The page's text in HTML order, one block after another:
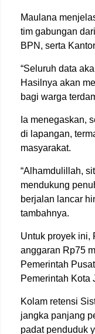
Maulana
tim gabungan
BPN, serta
“Seluruh data
Hasilnya akan
bagi warga
Ia menegaskan,
di lapangan,
masyarakat.
“Alhamdulillah,
mendukung
berjalan lancar
tambahnya.
Untuk proyek ini,
anggaran Rp75
Pemerintah
Pemerintah Kota
Kolam retensi
jangka panjang
padat penduduk